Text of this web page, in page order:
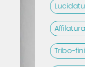
Tribo-